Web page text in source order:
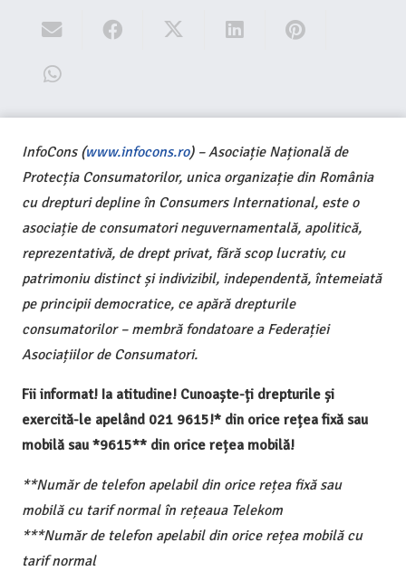
InfoCons (www.infocons.ro) – Asociație Națională de
Protecția Consumatorilor, unica organizație din România
cu drepturi depline în Consumers International, este o
asociație de consumatori neguvernamentală, apolitică,
reprezentativă, de drept privat, fără scop lucrativ, cu
patrimoniu distinct și indivizibil, independentă, întemeiată
pe principii democratice, ce apără drepturile
consumatorilor – membră fondatoare a Federației
Asociațiilor de Consumatori.
Fii informat! Ia atitudine! Cunoaște-ți drepturile și
exercită-le apelând 021 9615!* din orice rețea fixă sau
mobilă sau *9615** din orice rețea mobilă!
**Număr de telefon apelabil din orice rețea fixă sau
mobilă cu tarif normal în rețeaua Telekom
***Număr de telefon apelabil din orice rețea mobilă cu
tarif normal